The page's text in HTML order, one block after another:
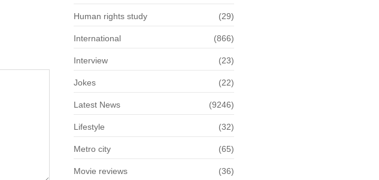
Human rights study (29)
International (866)
Interview (23)
Jokes (22)
Latest News (9246)
Lifestyle (32)
Metro city (65)
Movie reviews (36)